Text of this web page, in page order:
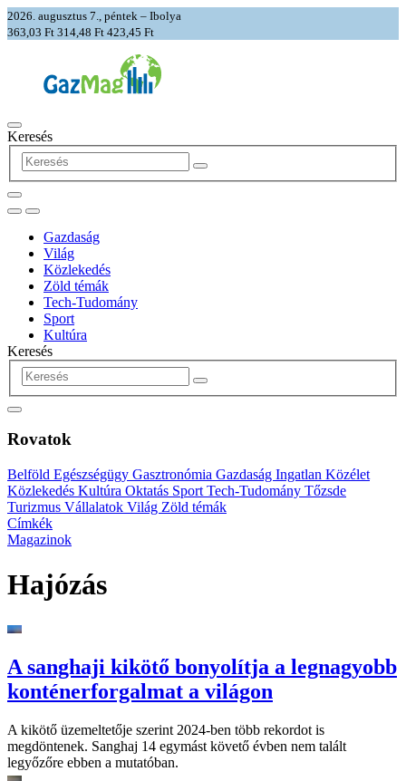
2026. augusztus 7., péntek – Ibolya
363,03 Ft 314,48 Ft 423,45 Ft
Keresés
Gazdaság
Világ
Közlekedés
Zöld témák
Tech-Tudomány
Sport
Kultúra
Keresés
Rovatok
Belföld Egészségügy Gasztronómia Gazdaság Ingatlan Közélet
Közlekedés Kultúra Oktatás Sport Tech-Tudomány Tőzsde
Turizmus Vállalatok Világ Zöld témák
Címkék
Magazinok
Hajózás
A sanghaji kikötő bonyolítja a legnagyobb
konténerforgalmat a világon
A kikötő üzemeltetője szerint 2024-ben több rekordot is
megdöntenek. Sanghaj 14 egymást követő évben nem talált
legyőzőre ebben a mutatóban.